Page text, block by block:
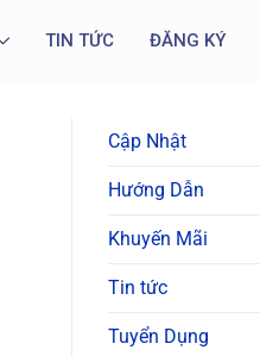
TIN TỨC ĐĂNG KÝ
Cập Nhật
Hướng Dẫn
Khuyến Mãi
Tin tức
Tuyển Dụng